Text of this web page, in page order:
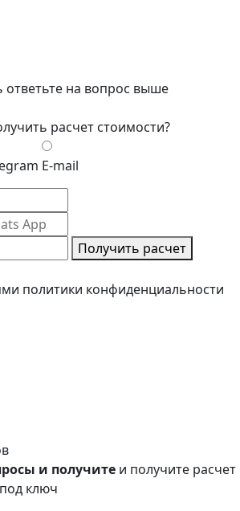
на вопрос выше
расчет стоимости?
E-mail
Получить расчет
политики конфиденциальности
и получите и получите расчет
ключ